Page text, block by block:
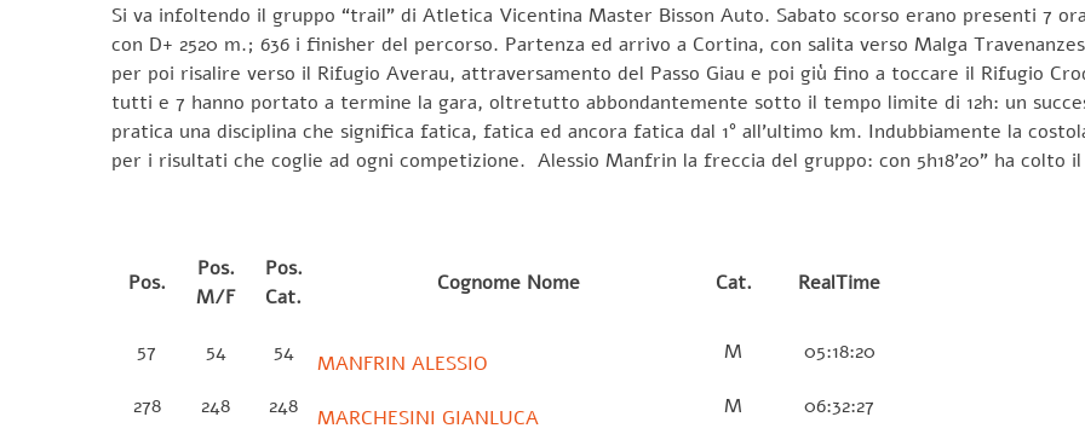
Si va infoltendo il gruppo “trail” di Atletica Vicentina Master Bisson Auto. Sabato scorso erano presenti 7
con D+ 2520 m.; 636 i finisher del percorso. Partenza ed arrivo a Cortina, con salita verso Malga
per poi risalire verso il Rifugio Averau, attraversamento del Passo Giau e poi giù fino a toccare il Rifugio
tutti e 7 hanno portato a termine la gara, oltretutto abbondantemente sotto il tempo limite di 12h: un
pratica una disciplina che significa fatica, fatica ed ancora fatica dal 1° all’ultimo km. Indubbiamente la
per i risultati che coglie ad ogni competizione. Alessio Manfrin la freccia del gruppo: con 5h18’20” ha colto il
Pos.
Pos.
M/F
Pos.
Cat.
Cognome Nome Cat. RealTime
57 54 54 MANFRIN ALESSIO M 05:18:20
278 248 248 MARCHESINI GIANLUCA M 06:32:27